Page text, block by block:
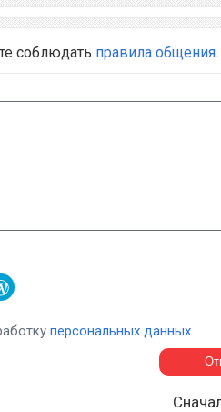
соблюдать правила общения.
персональных данных